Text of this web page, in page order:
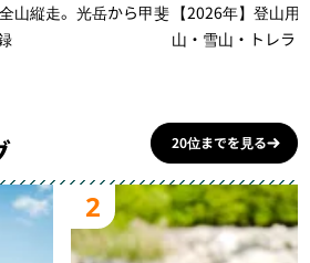
山縦走。光岳から甲斐 【2026年】登山
山・雪山・トレラ
20位までを見る
2